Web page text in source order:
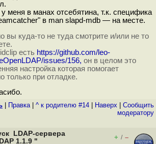
меня в манах отсебятина, т.к. специфика
в man slapd-mdb — на месте.
вы куда-то не туда смотрите и/или не то
есть https://github.com/leo-
issues/156, он в целом это
настройка которая помогает
только при отладке.
Правка| ^ к родителю #14 Наверх
Cообщить
модератору
LDAP-сервера
1.1.9 "
+ / –